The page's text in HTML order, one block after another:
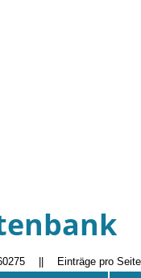
Einträge pro